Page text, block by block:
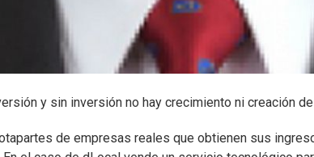
y sin inversión no hay crecimiento ni creación
de empresas reales que obtienen sus